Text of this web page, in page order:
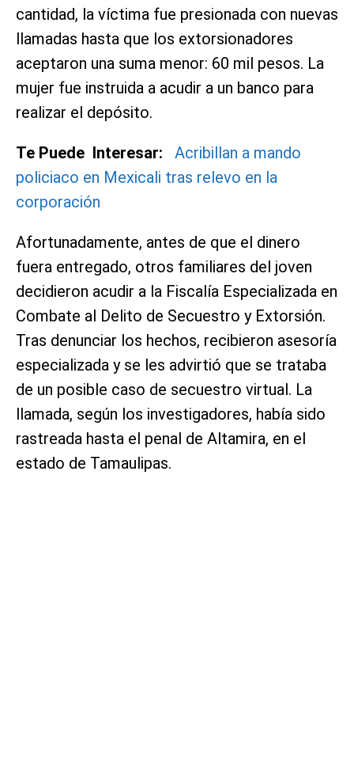
cantidad, la víctima fue presionada con nuevas
llamadas hasta que los extorsionadores
aceptaron una suma menor: 60 mil pesos. La
mujer fue instruida a acudir a un banco para
realizar el depósito.
Te Puede Interesar:
Acribillan a mando
policiaco en Mexicali tras relevo en la
corporación
Afortunadamente, antes de que el dinero
fuera entregado, otros familiares del joven
decidieron acudir a la Fiscalía Especializada en
Combate al Delito de Secuestro y Extorsión.
Tras denunciar los hechos, recibieron asesoría
especializada y se les advirtió que se trataba
de un posible caso de secuestro virtual. La
llamada, según los investigadores, había sido
rastreada hasta el penal de Altamira, en el
estado de Tamaulipas.